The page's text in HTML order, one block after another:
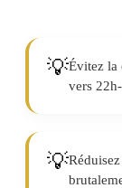
💡Évitez la
vers
💡